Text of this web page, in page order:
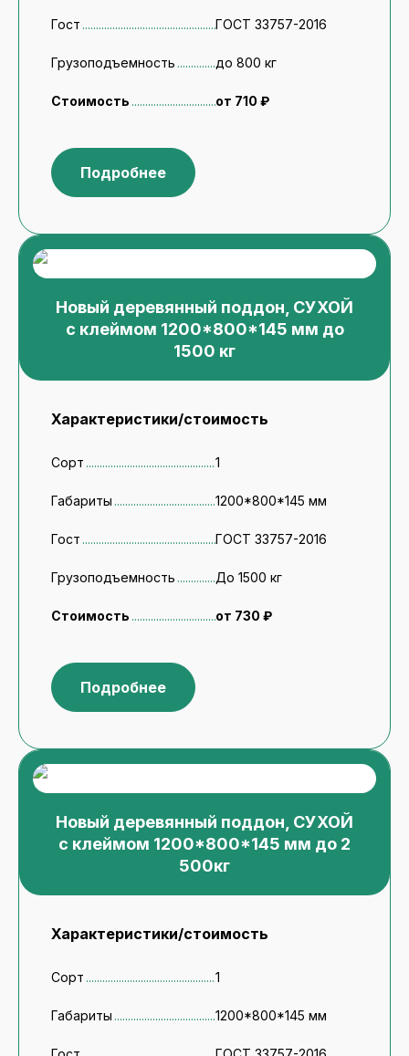
Гост ГОСТ 33757-2016
Грузоподъемность до 800 кг
Стоимость от 710 ₽
Подробнее
Новый деревянный поддон, СУХОЙ
с клеймом 1200*800*145 мм до
1500 кг
Характеристики/стоимость
Сорт 1
Габариты 1200*800*145 мм
Гост ГОСТ 33757-2016
Грузоподъемность До 1500 кг
Стоимость от 730 ₽
Подробнее
Новый деревянный поддон, СУХОЙ
с клеймом 1200*800*145 мм до 2
500кг
Характеристики/стоимость
Сорт 1
Габариты 1200*800*145 мм